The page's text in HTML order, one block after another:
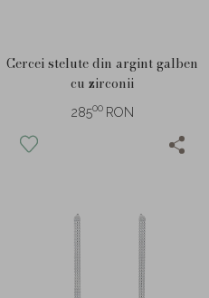
Cercei stelute din argint galben
cu zirconii
28500 RON